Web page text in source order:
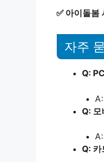
✅ 아이돌봄
자주
Q:
Q:
Q: